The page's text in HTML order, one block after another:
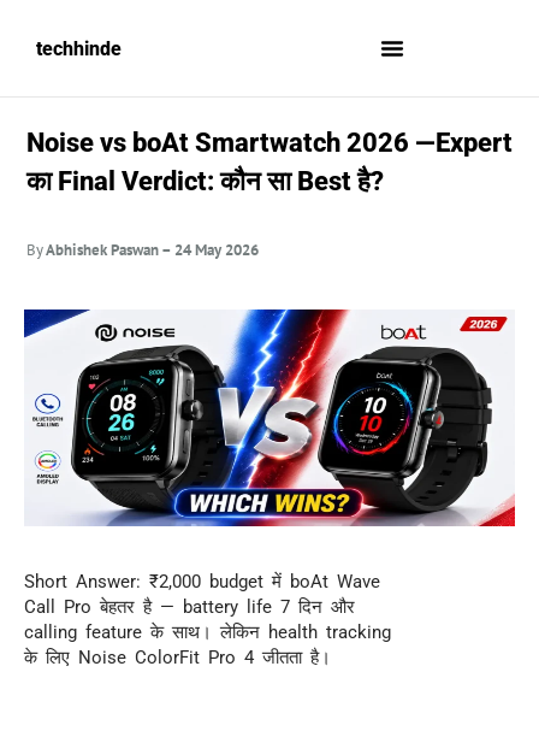
techhinde
Noise vs boAt Smartwatch 2026 —Expert
का Final Verdict: कौन सा Best है?
ByAbhishek Paswan – 24 May 2026
Short Answer: ₹2,000 budget में boAt Wave
Call Pro बेहतर है — battery life 7 दिन और
calling feature के साथ। लेकिन health tracking
के लिए Noise ColorFit Pro 4 जीतता है।